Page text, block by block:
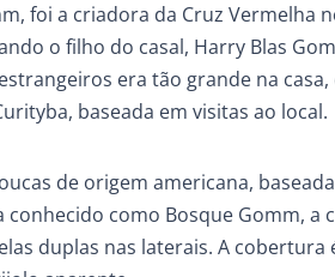
foi a criadora da Cruz Vermelha
o filho do casal, Harry Blas
era tão grande na
baseada em visitas ao local.
de origem americana,
como Bosque Gomm, a
duplas nas laterais. A cobertura